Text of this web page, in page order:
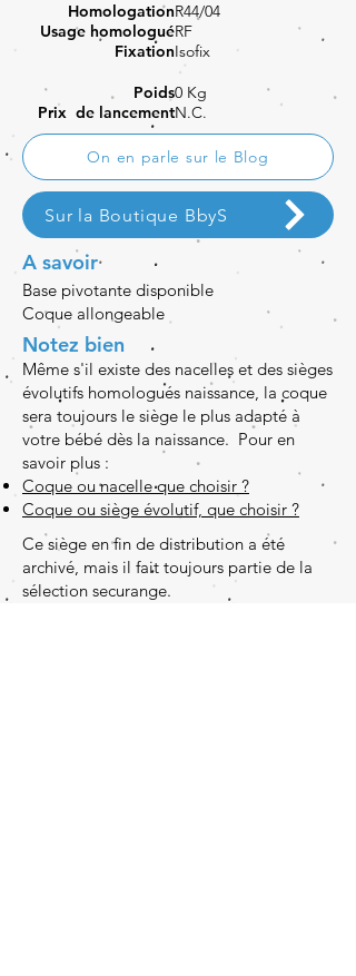
HomologationR44/04
Usage homologuéRF
FixationIsofix
Poids0 Kg
Prix de lancementN.C.
On en parle sur le Blog
Sur la Boutique BbyS
A savoir
Base pivotante disponible
Coque allongeable
Notez bien
Même s'il existe des nacelles et des sièges
évolutifs homologués naissance, la coque
sera toujours le siège le plus adapté à
votre bébé dès la naissance. Pour en
savoir plus :
Coque ou nacelle que choisir ?
Coque ou siège évolutif, que choisir ?
Ce siège en fin de distribution a été
archivé, mais il fait toujours partie de la
sélection securange.